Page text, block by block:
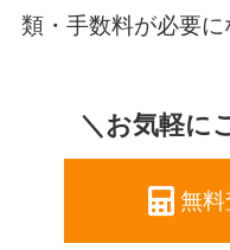
類・手数料が必要に
＼お気軽に
無